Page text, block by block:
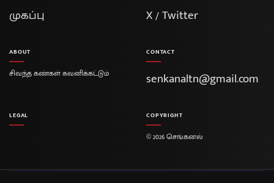
முகப்பு
X / Twitter
ABOUT
சிவந்த கண்கள் கவனிக்கட்டும்
CONTACT
senkanaltn@gmail.com
LEGAL COPYRIGHT
© 2026 செங்கனல்